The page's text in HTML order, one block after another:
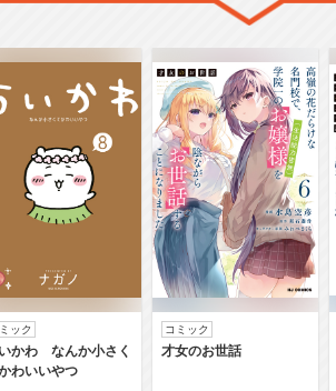
ック
かわ なんか小さく
わいいやつ
コミック
才女のお世話